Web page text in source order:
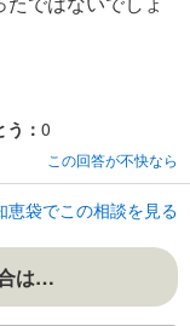
： 0
この回答が不快なら
恵袋でこの相談を見る
は…